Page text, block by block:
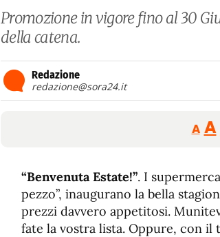
Promozione in vigore fino al 30
della catena.
Redazione
redazione@sora24.it
A A
“Benvenuta Estate!”. I
pezzo”, inaugurano la bella
prezzi davvero appetitosi.
fate la vostra lista. Oppure, con